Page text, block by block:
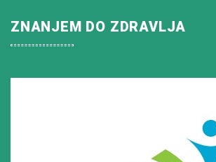
ZNANJEM DO ZDRAVLJA